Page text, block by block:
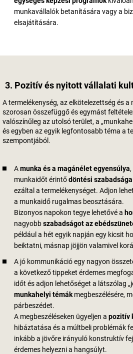
munkavállalók betanítására vagy a
elsajátítására.
3. Pozitív és nyitott vállalati
A termelékenység, az elkötelezettség és a
szorosan összefüggő és egymást
valószínűleg az utolsó terület, a
és egyben az egyik legfontosabb téma a
szempontjából.
Amunka és a magánélet egyensúlya
munkaidőt érintődöntési szabadsága
ezáltal a termelékenységet. Adjon
a munkaidő rugalmas beosztására.
Bizonyos napokon tegye lehetővé a
nagyobbszabadságot az
például a hét egyik napján egy kicsit
beiktatni, másnap jöjjön valamivel
A jó kommunikáció egy nagyon
a következő tippeket érdemes
időt és adjon lehetőséget a látszólag
munkahelyi témák megbeszélésére,
párbeszédet.
A megbeszéléseken ügyeljen a pozitív
hibáztatása és a múltbeli problémák
inkább a jövőre irányuló konstruktív
érdemes helyezni a hangsúlyt.